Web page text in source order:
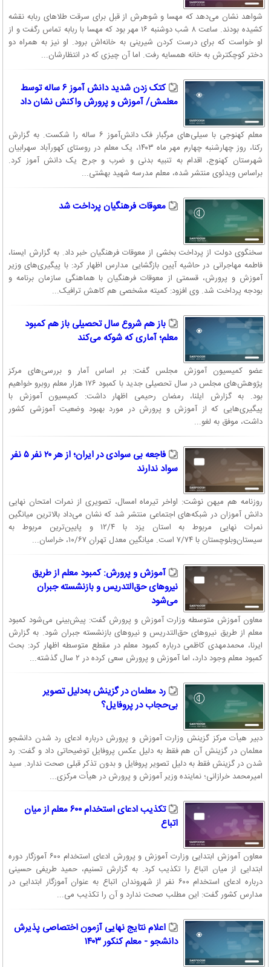
شواهد نشان می‌دهد که مهسا و شوهرش از قبل برای سرقت طلاهای ربابه نقشه
کشیده بودند. ساعت ۸ شب دوشنبه ۱۶ مهر بود که مهسا با ربابه تماس رگفت و از
او خواست که برای درست کردن شیرینی به خانه‌اش برود. او نیز به همراه دو
دختر کوچکترش به خانه همسایه رفت. اما آن چیزی که در انتظارشان...
کتک زدن شدید دانش آموز ۶ ساله توسط
معلمش/ آموزش و پرورش واکنش نشان داد
معلم کهنوجی با سیلی‌های مرگبار فک دانش‌آموز ۶ ساله را شکست. به گزارش
رکنا، روز چهارشنبه چهارم مهر ماه ۱۴۰۳، یک معلم در روستای کهورآباد سهرابیان
شهرستان کهنوج، اقدام به تنبیه بدنی و ضرب و جرح یک دانش آموز کرد.
براساس ویدئوی منتشر شده، معلم مدرسه شهید بهشتی...
معوقات فرهنگیان پرداخت شد
سخنگوی دولت از پرداخت بخشی از معوقات فرهنگیان خبر داد. به گزارش ایسنا،
فاطمه مهاجرانی در حاشیه آیین بازگشایی مدارس اظهار کرد: با پیگیری‌های وزیر
آموزش و پرورش، قسمتی از معوقات فرهنگیان با هماهنگی سازمان برنامه و
بودجه پرداخت شد. وی افزود: کمیته مشخصی هم کاهش ترافیک...
باز هم شروع سال تحصیلی باز هم کمبود
معلم؛ آماری که شوکه می‌کند
عضو کمیسیون آموزش مجلس گفت: بر اساس آمار و بررسی‌های مرکز
پژوهش‌های مجلس در سال تحصیلی جدید با کمبود ۱۷۶ هزار معلم روبرو خواهیم
بود. به گزارش ایلنا، رمضان رحیمی اظهار داشت: کمیسیون آموزش با
پیگیری‌هایی که از آموزش و پرورش در مورد بهبود وضعیت آموزشی کشور
داشت، موفق به لغو...
فاجعه بی سوادی در ایران؛ از هر ۲۰ نفر ۵ نفر
سواد ندارند
روزنامه هم میهن نوشت: اواخر تیرماه امسال، تصویری از نمرات امتحان نهایی
دانش آموزان در شبکه‌های اجتماعی منتشر شد که نشان می‌داد بالاترین میانگین
نمرات نهایی مربوط به استان یزد با ۱۲/۴ و پایین‌ترین مربوط به
سیستان‌وبلوچستان با ۷/۷۴ است. میانگین معدل تهران ۱۰/۶۷، خراسان...
آموزش و پرورش: کمبود معلم از طریق
نیروهای حق‌التدریس و بازنشسته جبران
می‌شود
معاون آموزش متوسطه وزارت آموزش و پرورش گفت: پیش‌بینی می‌شود کمبود
معلم از طریق نیرو‌های حق‌التدریس و نیرو‌های بازنشسته جبران شود. به گزارش
ایرنا، محمدمهدی کاظمی درباره کمبود معلم در مقطع متوسطه اظهار کرد: بحث
کمبود معلم وجود دارد، اما آموزش و پرورش سعی کرده در ۲ سال گذشته...
رد معلمان در گزینش به‌دلیل تصویر
بی‌حجاب در پروفایل؟
دبیر هیأت مرکز گزینش وزارت آموزش و پرورش درباره ادعای رد شدن دانشجو
معلمان در گزینش آن هم فقط به دلیل عکس پروفایل توضیحاتی داد و گفت: رد
شدن در گزینش فقط به دلیل تصویر پروفایل و بدون تذکر قبلی صحت ندارد. سید
امیرمحمد خرازانی؛ نماینده وزیر آموزش و پرورش در هیأت مرکزی...
تکذیب ادعای استخدام ۶۰۰ معلم از میان
اتباع
معاون آموزش ابتدایی وزارت آموزش و پرورش ادعای استخدام ۶۰۰ آموزگار دوره
ابتدایی از میان اتباع را تکذیب کرد. به گزارش تسنیم، حمید طریفی حسینی
درباره ادعای استخدام ۶۰۰ نفر از شهروندان اتباع به عنوان آموزگار ابتدایی در
مدارس کشور گفت: این مطلب صحت ندارد و آن را تکذیب می‌...
اعلام نتایج نهایی آزمون اختصاصی پذیرش
دانشجو - معلم کنکور ۱۴۰۳